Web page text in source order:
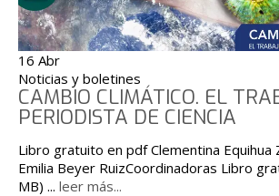
16 Abr
Noticias y boletines
CAMBIO CLIMÁTICO. EL
PERIODISTA DE CIENCIA
Libro gratuito en pdf Clementina Equihua ZamoraMaría
Emilia Beyer RuizCoordinadoras Libro
MB) ... leer más...